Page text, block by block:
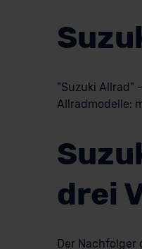
"Suzuki Allrad"
Allradmodelle:
drei
Der Nachfolger